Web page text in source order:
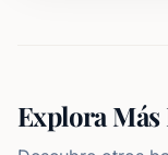
Explora Más